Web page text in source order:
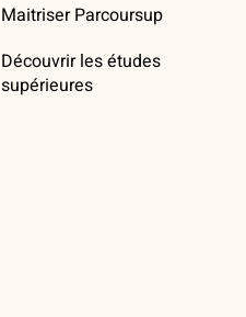
Maitriser Parcoursup
Découvrir les études
supérieures